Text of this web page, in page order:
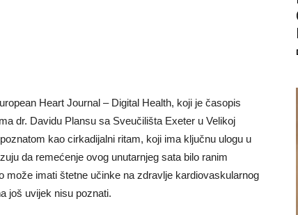
Heart Journal – Digital Health, koji je časopis
dr. Davidu Plansu sa Sveučilišta Exeter u Velikoj
kao cirkadijalni ritam, koji ima ključnu ulogu u
da remećenje ovog unutarnjeg sata bilo ranim
imati štetne učinke na zdravlje kardiovaskularnog
još uvijek nisu poznati.